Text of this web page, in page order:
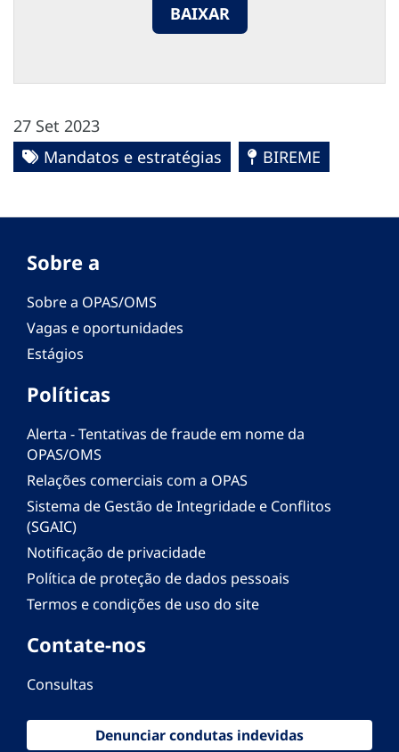
BAIXAR
27 Set 2023
Mandatos e estratégias
BIREME
Sobre a
Sobre a OPAS/OMS
Vagas e oportunidades
Estágios
Políticas
Alerta - Tentativas de fraude em nome da
OPAS/OMS
Relações comerciais com a OPAS
Sistema de Gestão de Integridade e Conflitos
(SGAIC)
Notificação de privacidade
Política de proteção de dados pessoais
Termos e condições de uso do site
Contate-nos
Consultas
Denunciar condutas indevidas